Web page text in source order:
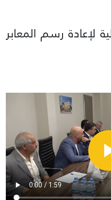
لإعادة رسم المعابر